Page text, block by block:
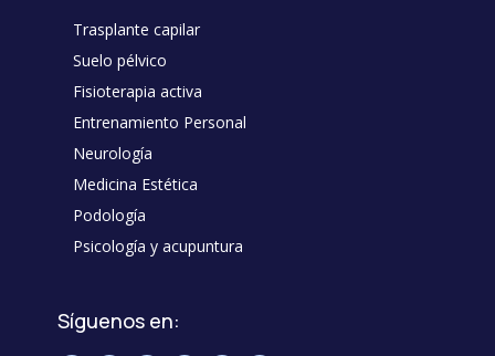
Trasplante capilar
Suelo pélvico
Fisioterapia activa
Entrenamiento Personal
Neurología
Medicina Estética
Podología
Psicología y acupuntura
Síguenos en: